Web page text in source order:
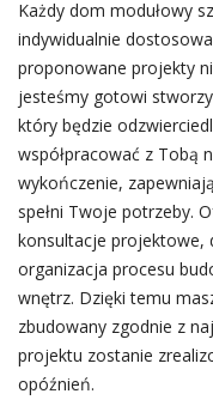
Każdy dom modułowy
indywidualnie
proponowane projekty
jesteśmy gotowi
który będzie
współpracować z Tobą
wykończenie,
spełni Twoje potrzeby.
konsultacje projektowe,
organizacja procesu
wnętrz. Dzięki temu
zbudowany zgodnie z
projektu zostanie
opóźnień.